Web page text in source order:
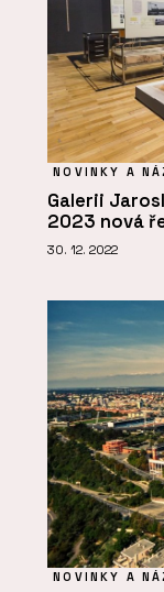
NOVINKY A
Galerii
2023 nová
30. 12. 2022
NOVINKY A